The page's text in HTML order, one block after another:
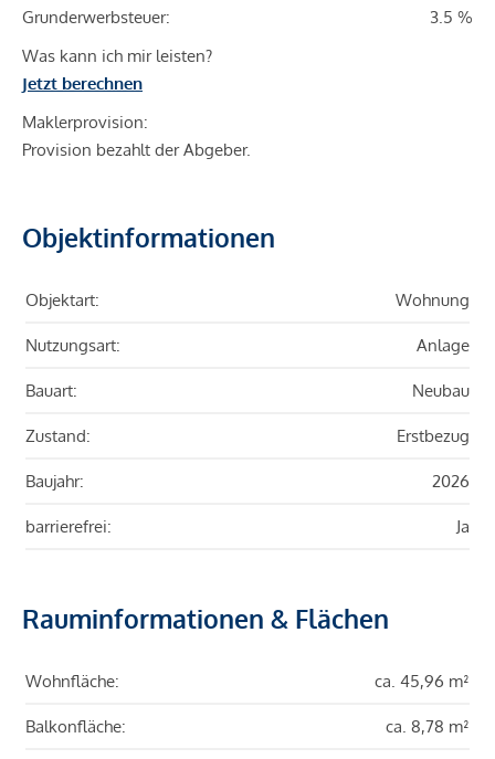
Grunderwerbsteuer:
3.5 %
Was kann ich mir leisten?
Jetzt berechnen
Maklerprovision:
Provision bezahlt der Abgeber.
Objektinformationen
Objektart: Wohnung
Nutzungsart: Anlage
Bauart: Neubau
Zustand: Erstbezug
Baujahr: 2026
barrierefrei: Ja
Rauminformationen & Flächen
Wohnfläche: ca. 45,96 m²
Balkonfläche: ca. 8,78 m²